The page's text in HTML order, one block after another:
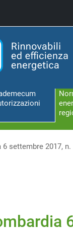
settembre 2017, n.